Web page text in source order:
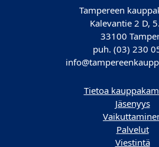
Tampereen
Kalevantie 2 D,
33100
puh. (03) 230
Tietoa
Jäsenyys
Palvelut
Viestintä